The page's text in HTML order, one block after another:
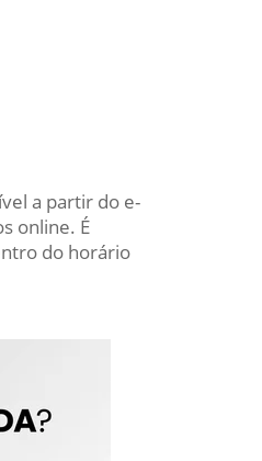
a partir do e-
online. É
do horário